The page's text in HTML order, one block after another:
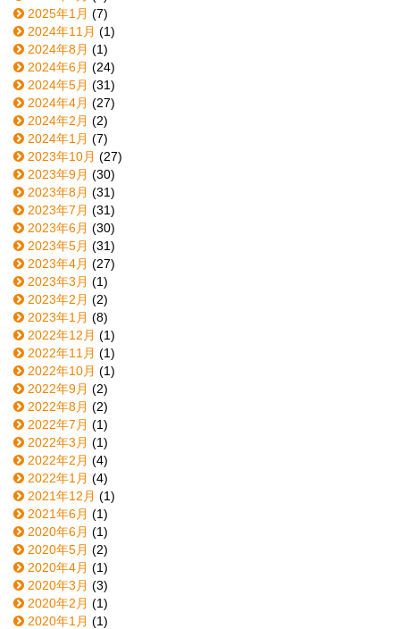
2025年1月 (7)
2024年11月 (1)
2024年8月 (1)
2024年6月 (24)
2024年5月 (31)
2024年4月 (27)
2024年2月 (2)
2024年1月 (7)
2023年10月 (27)
2023年9月 (30)
2023年8月 (31)
2023年7月 (31)
2023年6月 (30)
2023年5月 (31)
2023年4月 (27)
2023年3月 (1)
2023年2月 (2)
2023年1月 (8)
2022年12月 (1)
2022年11月 (1)
2022年10月 (1)
2022年9月 (2)
2022年8月 (2)
2022年7月 (1)
2022年3月 (1)
2022年2月 (4)
2022年1月 (4)
2021年12月 (1)
2021年6月 (1)
2020年6月 (1)
2020年5月 (2)
2020年4月 (1)
2020年3月 (3)
2020年2月 (1)
2020年1月 (1)